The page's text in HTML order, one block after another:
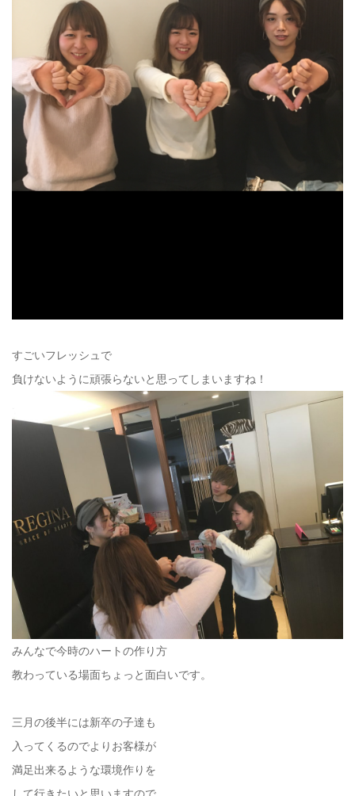
すごいフレッシュで
負けないように頑張らないと思ってしまいますね！
みんなで今時のハートの作り方
教わっている場面ちょっと面白いです。
三月の後半には新卒の子達も
入ってくるのでよりお客様が
満足出来るような環境作りを